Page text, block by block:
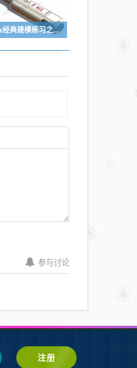
SolidWorks经典建模练习之丝锥攻丝钻头的绘制，常规命令练习
参与讨论
号-1鲁公网安备 37132902372928号
注册